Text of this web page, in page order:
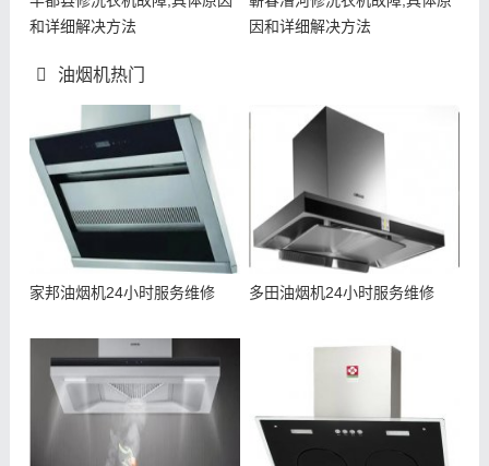
和详细解决方法
因和详细解决方法
油烟机热门
家邦油烟机24小时服务维修 多田油烟机24小时服务维修